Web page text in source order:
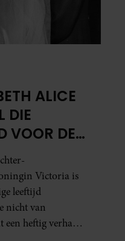
ALICE
DIE
VOOR DE
BABY
Victoria is
leeftijd
nicht van
heftig verhaal